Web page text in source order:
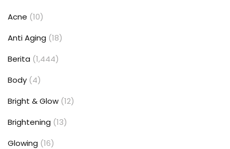
Acne (10)
Anti Aging (18)
Berita (1,444)
Body (4)
Bright & Glow (12)
Brightening (13)
Glowing (16)